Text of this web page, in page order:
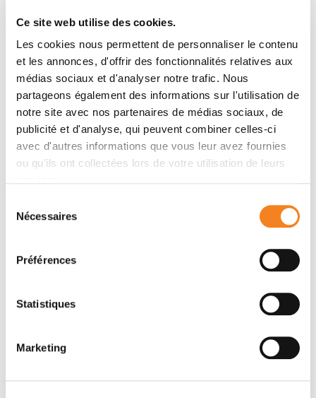
Ce site web utilise des cookies.
Les cookies nous permettent de personnaliser le contenu
et les annonces, d'offrir des fonctionnalités relatives aux
médias sociaux et d'analyser notre trafic. Nous
partageons également des informations sur l'utilisation de
notre site avec nos partenaires de médias sociaux, de
publicité et d'analyse, qui peuvent combiner celles-ci
avec d'autres informations que vous leur avez fournies
ou qu'ils ont collectées lors de votre utilisation de leurs
Nécessaires
Préférences
Statistiques
Marketing
Translational research
More information